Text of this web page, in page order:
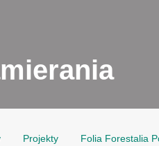
Projekty Folia Forestalia